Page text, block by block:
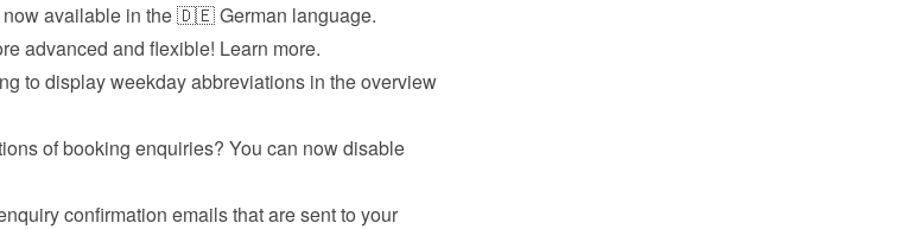
available in the 🇩🇪 German language.
advanced and flexible! Learn more.
to display weekday abbreviations in the overview
of booking enquiries? You can now disable
confirmation emails that are sent to your